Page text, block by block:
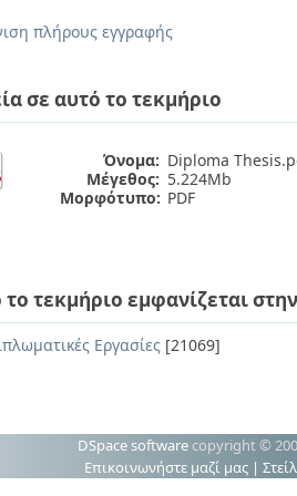
πλήρους εγγραφής
σε αυτό το τεκμήριο
Όνομα: Diploma
Μέγεθος: 5.224Mb
Μορφότυπο: PDF
το τεκμήριο εμφανίζεται
Εργασίες [21069]
DSpace software copyright ©
Επικοινωνήστε μαζί μας |